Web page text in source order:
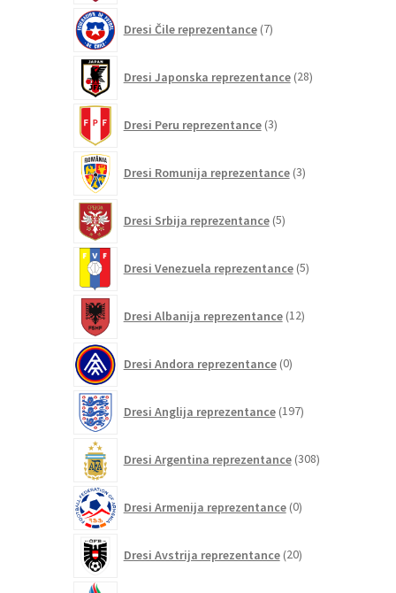
Dresi Čile reprezentance 7izdelkov
Dresi Japonska reprezentance 28izdelkov
Dresi Peru reprezentance 3izdelki
Dresi Romunija reprezentance 3izdelki
Dresi Srbija reprezentance 5izdelkov
Dresi Venezuela reprezentance 5izdelkov
Dresi Albanija reprezentance 12izdelkov
Dresi Andora reprezentance 0izdelkov
Dresi Anglija reprezentance 197izdelkov
Dresi Argentina reprezentance 308izdelkov
Dresi Armenija reprezentance 0izdelkov
Dresi Avstrija reprezentance 20izdelkov